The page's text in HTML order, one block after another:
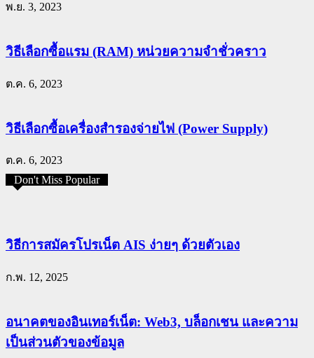
พ.ย. 3, 2023
วิธีเลือกซื้อแรม (RAM) หน่วยความจำชั่วคราว
ต.ค. 6, 2023
วิธีเลือกซื้อเครื่องสำรองจ่ายไฟ (Power Supply)
ต.ค. 6, 2023
Don't Miss Popular
วิธีการสมัครโปรเน็ต AIS ง่ายๆ ด้วยตัวเอง
ก.พ. 12, 2025
อนาคตของอินเทอร์เน็ต: Web3, บล็อกเชน และความ
เป็นส่วนตัวของข้อมูล